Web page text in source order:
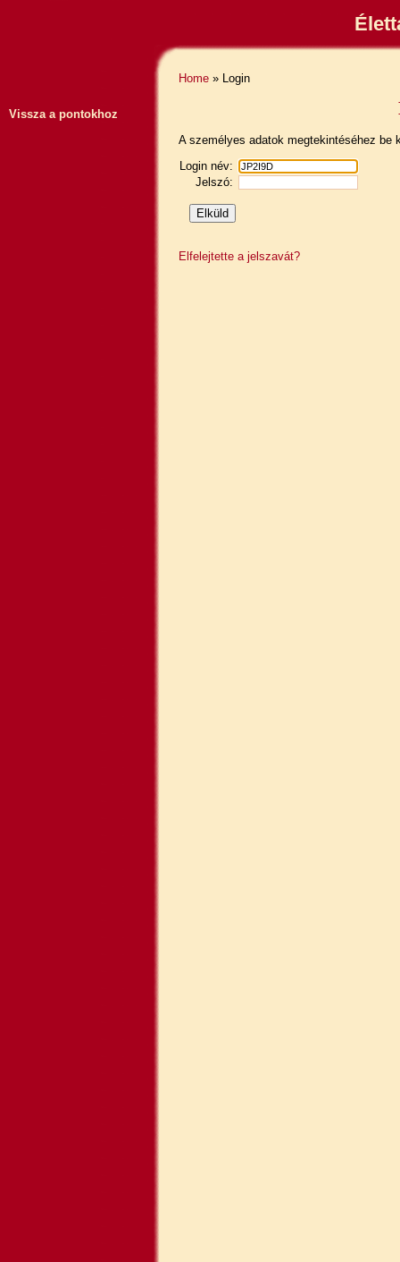
Vissza a pontokhoz
Home » Login
A személyes adatok megtekintéséhez be
Login név:
Jelszó:
Elfelejtette a jelszavát?